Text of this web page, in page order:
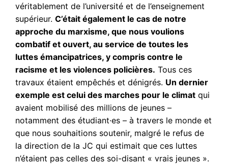
véritablement de l’université et de l’enseignement
supérieur.C’était également le cas de notre
approche du marxisme, que nous voulions
combatif et ouvert, au service de toutes les
luttes émancipatrices, y compris contre le
racisme et les violences policières. Tous ces
travaux étaient empêchés et dénigrés. Un dernier
exemple est celui des marches pour le climat qui
avaient mobilisé des millions de jeunes –
notamment des étudiant·es – à travers le monde et
que nous souhaitions soutenir, malgré le refus de
la direction de la JC qui estimait que ces luttes
n’étaient pas celles des soi-disant « vrais jeunes ».